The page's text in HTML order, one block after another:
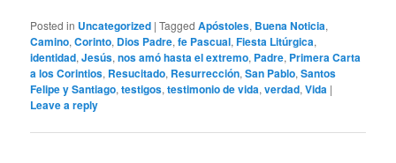
Posted in Uncategorized |Tagged Apóstoles, Buena Noticia,
Camino,Corinto, Dios Padre,fe Pascual,Fiesta Litúrgica,
identidad,Jesús,nos amó hasta el extremo, Padre, Primera Carta
a los Corintios, Resucitado, Resurrección,San Pablo,Santos
Felipe y Santiago,testigos,testimonio de vida,verdad,Vida |
Leave a reply